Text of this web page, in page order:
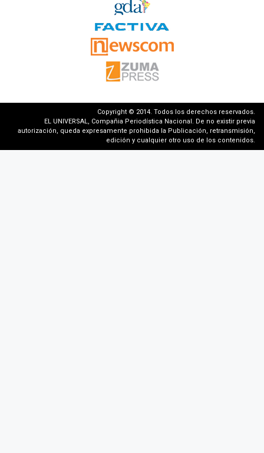
Copyright © 2014. Todos los derechos reservados.
EL UNIVERSAL, Compañia Periodística Nacional. De no existir previa
autorización, queda expresamente prohibida la Publicación, retransmisión,
edición y cualquier otro uso de los contenidos.